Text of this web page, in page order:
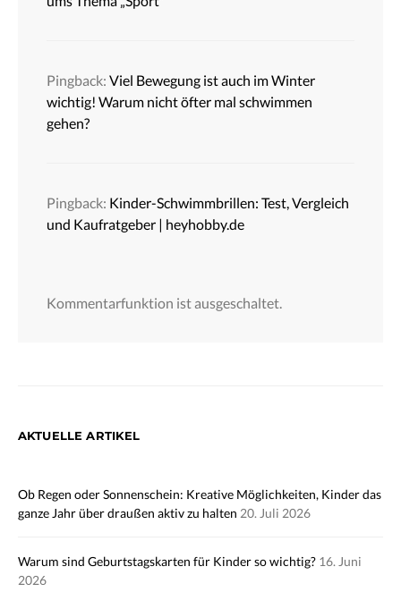
Pingback: Viel Bewegung ist auch im Winter
wichtig! Warum nicht öfter mal schwimmen
gehen?
Pingback: Kinder-Schwimmbrillen: Test, Vergleich
und Kaufratgeber | heyhobby.de
Kommentarfunktion ist ausgeschaltet.
AKTUELLE ARTIKEL
Ob Regen oder Sonnenschein: Kreative Möglichkeiten, Kinder das
ganze Jahr über draußen aktiv zu halten 20. Juli 2026
Warum sind Geburtstagskarten für Kinder so wichtig? 16. Juni
2026